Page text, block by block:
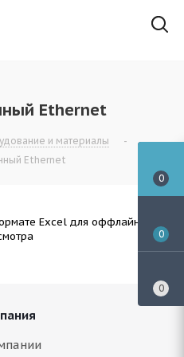
Ethernet
и материалы
-
Ethernet
Excel для оффлайн-
0
0
0